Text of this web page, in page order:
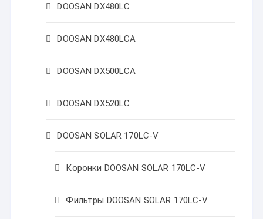
DOOSAN DX480LC
DOOSAN DX480LCA
DOOSAN DX500LCA
DOOSAN DX520LC
DOOSAN SOLAR 170LC-V
Коронки DOOSAN SOLAR 170LC-V
Фильтры DOOSAN SOLAR 170LC-V